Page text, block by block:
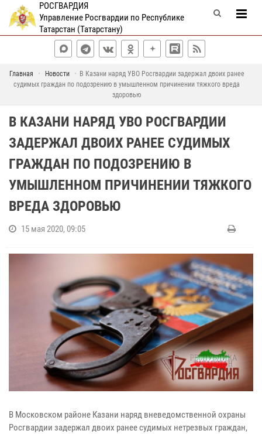
РОСГВАРДИЯ
Управление Росгвардии по Республике
Татарстан (Татарстану)
Главная Новости
В Казани наряд УВО Росгвардии задержал двоих ранее
судимых граждан по подозрению в умышленном причинении тяжкого вреда
здоровью
В КАЗАНИ НАРЯД УВО РОСГВАРДИИ
ЗАДЕРЖАЛ ДВОИХ РАНЕЕ СУДИМЫХ
ГРАЖДАН ПО ПОДОЗРЕНИЮ В
УМЫШЛЕННОМ ПРИЧИНЕНИИ ТЯЖКОГО
ВРЕДА ЗДОРОВЬЮ
15 мая 2020, 09:05
В Московском районе Казани наряд вневедомственной охраны
Росгвардии задержал двоих ранее судимых нетрезвых граждан,